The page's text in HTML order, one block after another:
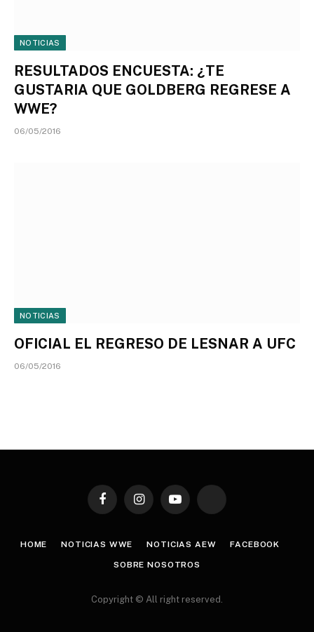
NOTICIAS
RESULTADOS ENCUESTA: ¿TE
GUSTARIA QUE GOLDBERG REGRESE A
WWE?
06/05/2016
NOTICIAS
OFICIAL EL REGRESO DE LESNAR A UFC
06/05/2016
FacebookInstagramYouTube TikTok
HOME NOTICIAS WWE NOTICIAS AEW FACEBOOK
SOBRE NOSOTROS
Copyright © All right reserved.